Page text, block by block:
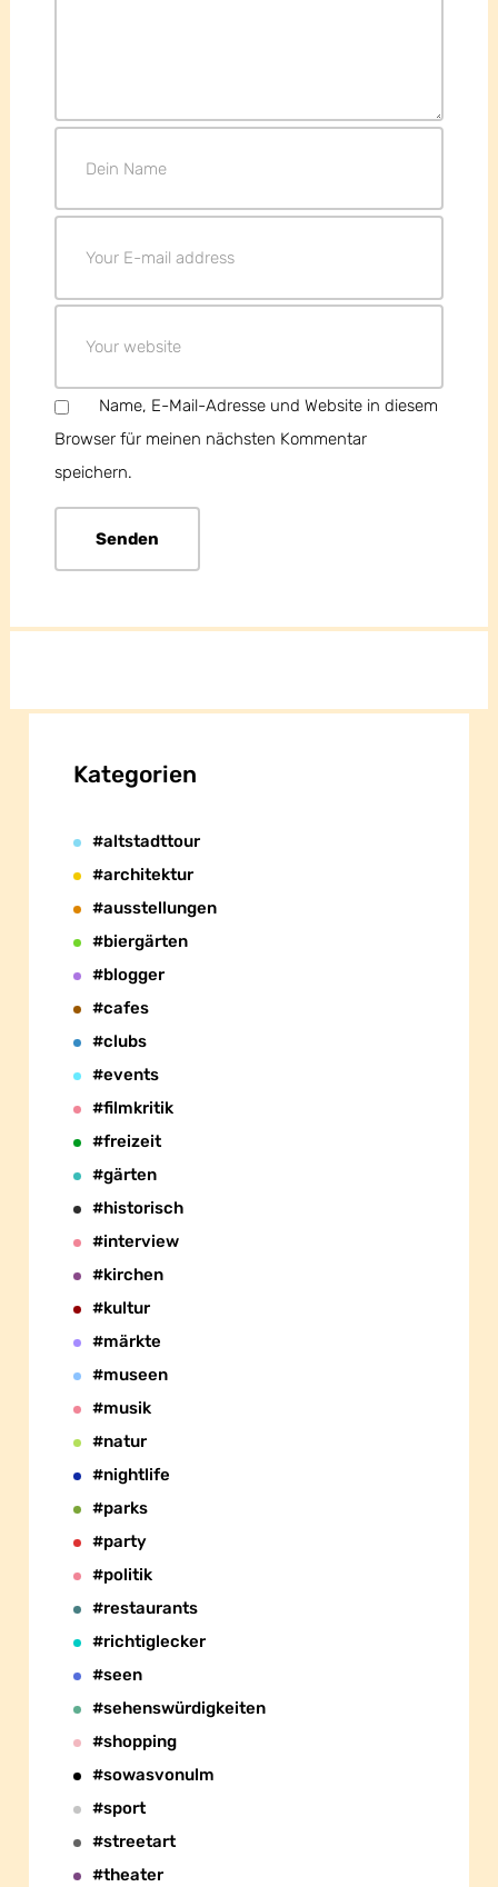
Name, E-Mail-Adresse und Website in diesem
Browser für meinen nächsten Kommentar
speichern.
Kategorien
#altstadttour
#architektur
#ausstellungen
#biergärten
#blogger
#cafes
#clubs
#events
#filmkritik
#freizeit
#gärten
#historisch
#interview
#kirchen
#kultur
#märkte
#museen
#musik
#natur
#nightlife
#parks
#party
#politik
#restaurants
#richtiglecker
#seen
#sehenswürdigkeiten
#shopping
#sowasvonulm
#sport
#streetart
#theater